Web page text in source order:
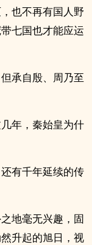
也不再有国人野
七国也才能应运
承自殷、周乃至
年，秦始皇为什
有千年延续的传
地毫无兴趣，固
升起的旭日，视